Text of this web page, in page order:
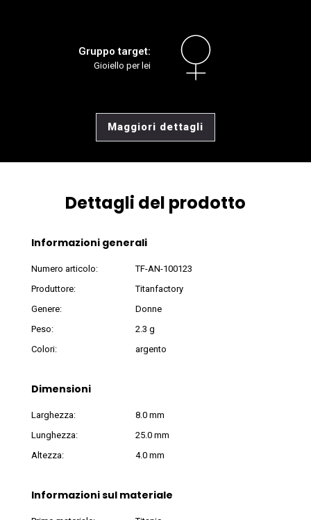
Gruppo target:
Gioiello per lei
Maggiori dettagli
Dettagli del prodotto
Informazioni generali
Numero articolo:
TF-AN-100123
Produttore:
Titanfactory
Genere:
Donne
Peso:
2.3 g
Colori:
argento
Dimensioni
Larghezza:
8.0 mm
Lunghezza:
25.0 mm
Altezza:
4.0 mm
Informazioni sul materiale